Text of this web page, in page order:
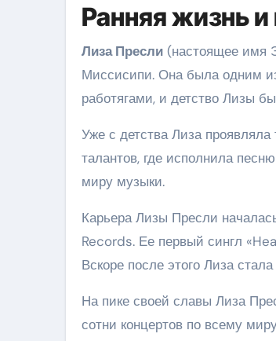
Ранняя жизнь
Лиза Пресли (настоящее имя
Миссисипи. Она была одним
работягами, и детство Лизы
Уже с детства Лиза
талантов, где исполнила
миру музыки.
Карьера Лизы Пресли
Records. Ее первый сингл
Вскоре после этого Лиза
На пике своей славы Лиза
сотни концертов по всему